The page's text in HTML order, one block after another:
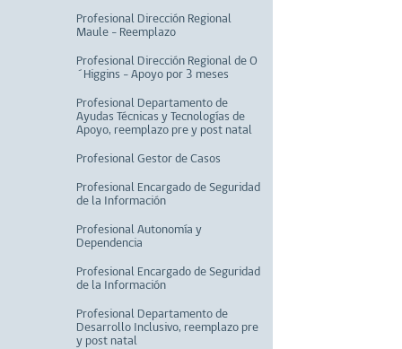
Profesional Dirección Regional
Maule - Reemplazo
Profesional Dirección Regional de O
´Higgins - Apoyo por 3 meses
Profesional Departamento de
Ayudas Técnicas y Tecnologías de
Apoyo, reemplazo pre y post natal
Profesional Gestor de Casos
Profesional Encargado de Seguridad
de la Información
Profesional Autonomía y
Dependencia
Profesional Encargado de Seguridad
de la Información
Profesional Departamento de
Desarrollo Inclusivo, reemplazo pre
y post natal